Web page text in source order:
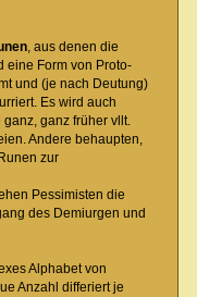
, aus denen die
eine Form von Proto-
und (je nach Deutung)
Es wird auch
ganz früher vllt.
Andere behaupten,
zur
Pessimisten die
des Demiurgen und
Alphabet von
Anzahl differiert je